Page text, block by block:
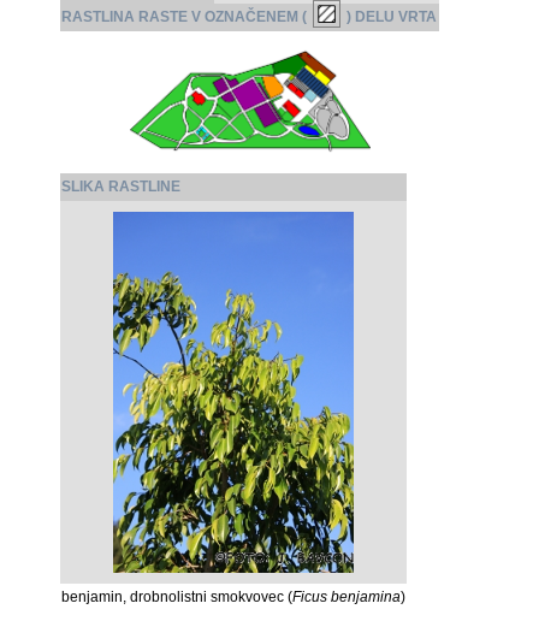
RASTLINA RASTE V OZNAČENEM (
) DELU VRTA
SLIKA RASTLINE
benjamin, drobnolistni smokvovec (Ficus benjamina)